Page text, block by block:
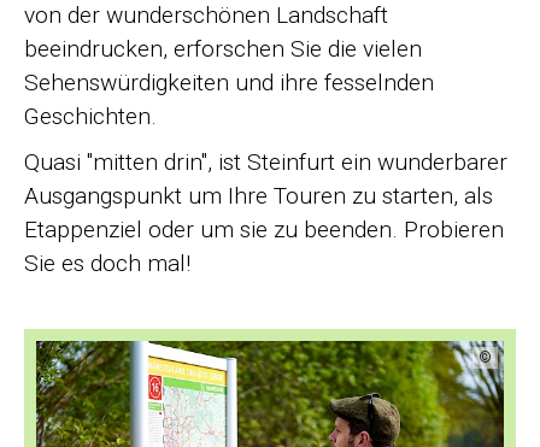
von der wunderschönen Landschaft
beeindrucken, erforschen Sie die vielen
Sehenswürdigkeiten und ihre fesselnden
Geschichten.
Quasi "mitten drin", ist Steinfurt ein wunderbarer
Ausgangspunkt um Ihre Touren zu starten, als
Etappenziel oder um sie zu beenden. Probieren
Sie es doch mal!
©